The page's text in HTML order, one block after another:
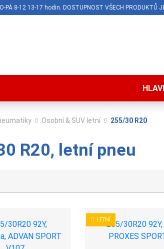
PÁ 8-12 13-17 hodin. DOSTUPNOST VŠECH PRODUKTŮ
Osobní & SUV letní 255/30 R20
R20, letní pneu
LETNÍ